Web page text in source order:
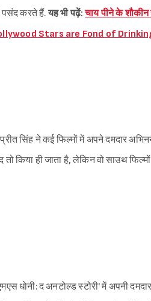
पसंद करते हैं.यह भी पढ़ें:चाय पीने के
Stars are Fond of
सिंह ने कई फिल्मों में अपने दमदार
किया ही जाता है, लेकिन वो साउथ
धोनी: द अनटोल्ड स्टोरी' में अपनी